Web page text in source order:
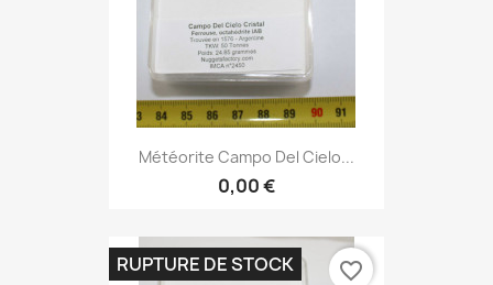
Météorite Campo Del Cielo...
0,00 €
RUPTURE DE STOCK favorite_border